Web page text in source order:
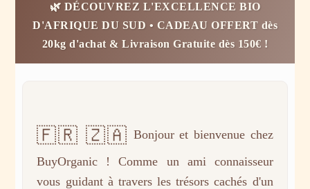
🌿 DÉCOUVREZ L'EXCELLENCE BIO
D'AFRIQUE DU SUD • CADEAU OFFERT dès
20kg d'achat & Livraison Gratuite dès 150€ !
🇫🇷 🇿🇦 Bonjour et bienvenue chez
BuyOrganic ! Comme un ami connaisseur
vous guidant à travers les trésors cachés d'un